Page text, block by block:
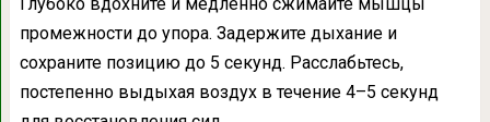
промежности до упора. Задержите дыхание и
сохраните позицию до 5 секунд. Расслабьтесь,
постепенно выдыхая воздух в течение 4–5 секунд